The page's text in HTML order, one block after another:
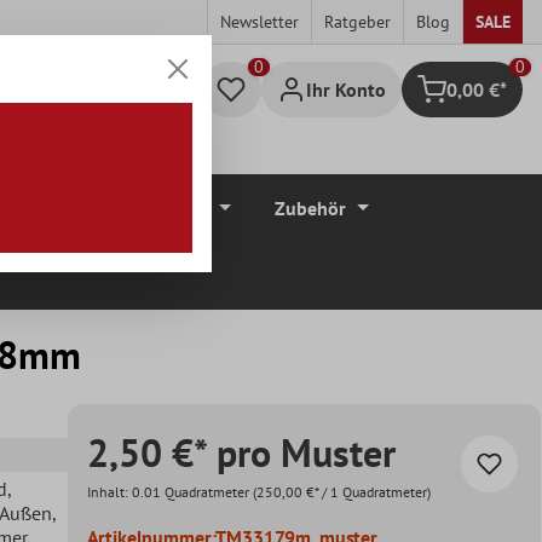
Newsletter Ratgeber Blog SALE
Ihr Konto Warenkorb
0
0,00 €*
Zubehör
,
,
,
2,50 €* pro Muster
Inhalt: 0.01 Quadratmeter (250,00 €* / 1 Quadratmeter)
Artikelnummer:TM33179m_muster